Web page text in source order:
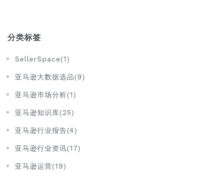
分类标签
SellerSpace(1)
亚马逊大数据选品(9)
亚马逊市场分析(1)
亚马逊知识库(25)
亚马逊行业报告(4)
亚马逊行业资讯(17)
亚马逊运营(19)